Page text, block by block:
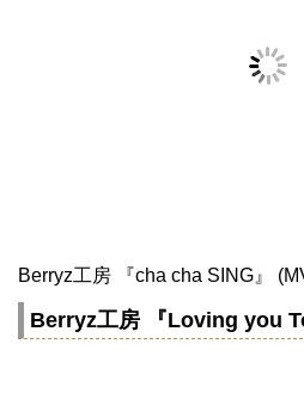
Berryz工房 『cha cha SING』
Berryz工房 『Loving you